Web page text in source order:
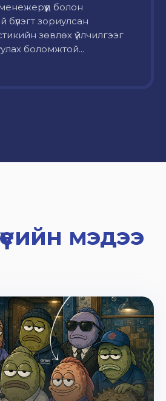
болон
бүлэгт зориулсан
зөвлөх үйлчилгээг
боломжтой...
үеийн мэдээ